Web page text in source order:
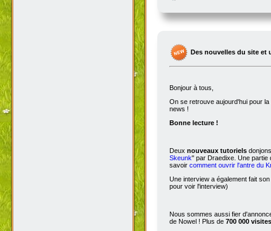
Des nouvelles du site
Bonjour à tous,
On se retrouve aujourd'hui pour
news !
Bonne lecture !
Deux nouveaux tutoriels
Skeunk" par Draedixe. Une partie
savoir comment ouvrir l'antre du
Une interview a également fait
pour voir l'interview)
Nous sommes aussi fier
de Nowel ! Plus de 700 000 visites